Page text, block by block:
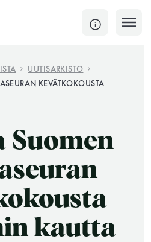
SULJE
on jaettu ja jokaisen kuun
HAE
UUTISARKISTO
KEVÄTKOKOUSTA
Suomen
kautta